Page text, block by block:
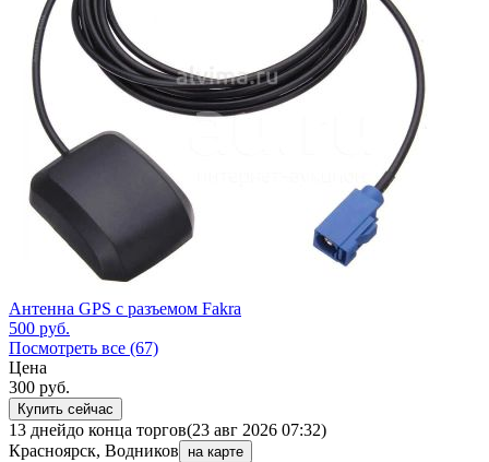
Антенна GPS с разъемом Fakra
500 руб.
Посмотреть все (67)
Цена
300 руб.
Купить сейчас
13 днейдо конца торгов(23 авг 2026 07:32)
Красноярск, Водников
на карте